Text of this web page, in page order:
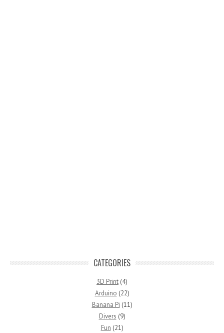
CATEGORIES
3D Print (4)
Arduino (22)
Banana Pi (11)
Divers (9)
Fun (21)